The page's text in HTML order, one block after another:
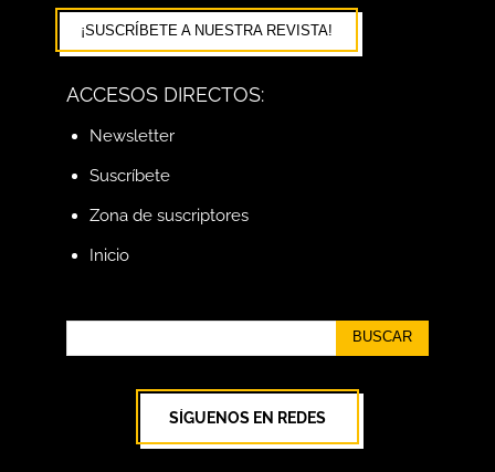
¡SUSCRÍBETE A NUESTRA REVISTA!
ACCESOS DIRECTOS:
Newsletter
Suscríbete
Zona de suscriptores
Inicio
BUSCAR
SÍGUENOS EN REDES